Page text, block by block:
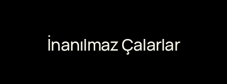
İnanılmaz Çalarlar